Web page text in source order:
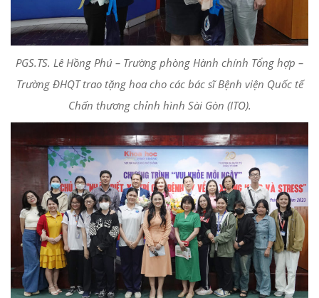
PGS.TS. Lê Hồng Phú – Trường phòng Hành chính Tổng hợp –
Trường ĐHQT trao tặng hoa cho các bác sĩ Bệnh viện Quốc tế
Chấn thương chỉnh hình Sài Gòn (ITO).